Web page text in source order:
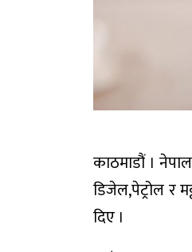
काठमाडौं ।
डिजेल,पेट्रोल र
दिए ।